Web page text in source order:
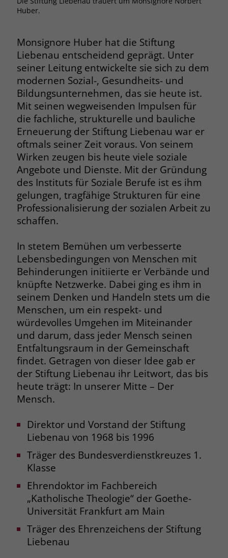
Huber.
Monsignore Huber hat die Stiftung
Liebenau entscheidend geprägt. Unter
seiner Leitung entwickelte sie sich zu dem
modernen Sozial-, Gesundheits- und
Bildungsunternehmen, das sie heute ist.
Mit seinen wegweisenden Impulsen für
die fachliche, strukturelle und bauliche
Erneuerung der Stiftung Liebenau war er
oftmals seiner Zeit voraus. Von seinem
Wirken zeugen bis heute viele soziale
Angebote und Dienste. Mit der Gründung
des Instituts für Soziale Berufe ist es ihm
gelungen, tragfähige Strukturen für eine
Professionalisierung der sozialen Arbeit zu
schaffen.
In stetem Bemühen um verbesserte
Lebensbedingungen von Menschen mit
Behinderungen initiierte er Verbände und
knüpfte Netzwerke. Dabei ging es ihm in
seinem Denken und Handeln stets um die
Menschen, um ein respekt- und
würdevolles Umgehen im Miteinander
und darum, dass jeder Mensch seinen
Entfaltungsraum in der Gemeinschaft
findet. Getragen von dieser Idee gab er
der Stiftung Liebenau ihr Leitwort, das bis
heute trägt: In unserer Mitte – Der
Mensch.
Direktor und Vorstand der Stiftung
Liebenau von 1968 bis 1996
Träger des Bundesverdienstkreuzes 1.
Klasse
Ehrendoktor im Fachbereich
„Katholische Theologie“ der Goethe-
Universität Frankfurt am Main
Träger des Ehrenzeichens der Stiftung
Liebenau
Anbieter stiftung-liebenau.de
Laufzeit Session
Zweck
Behält die Zustände des Benutzers bei
allen Seitenanfragen bei.
Name cookie_optin
Anbieter www.stiftung-liebenau.de
Laufzeit 1 Monat
Zweck
Behält die Zustimmung des Benutzers
zum Cookie Opt-In
Name __cf_bm
Anbieter .fonts.net
Laufzeit 30 Minuten
Zweck
This cookie, set by Cloudflare, is used to
support Cloudflare Bot Management.
Name JSessionID
Anbieter jobs.stiftung-liebenau.de
Laufzeit
Zweck
Behält die Zustände des Benutzers bei
allen Seitenanfragen bei.
Aktionen, die bei späteren Besuchen
derselben Website durchgeführt
werden, mit derselben
Benutzerkennung verknüpft werden.
Name _clsk
Anbieter www.clarity.ms
Laufzeit 1 Jahr
Zweck
Microsoft Clarity setzt dieses Cookie,
um die Seitenaufrufe eines Benutzers
zu speichern und in einer einzigen
Sitzungsaufzeichnung
Name _gcl_au
Anbieter Google Ads
Laufzeit 90 Tage
Zweck Enthält eine zufallsgenerierte User-ID.
Name _gcl_aw
Anbieter Google Ads
Laufzeit
Zweck
User über einen Klick auf eine Google
Werbeanzeige auf die Website gelangt.
Es enthält Informationen darüber,
welche Werbeanzeige geklickt wurde,
Bestellungen oder Kontaktanfragen der
Anzeige zugewiesen werden können.
Name _gcl_dc